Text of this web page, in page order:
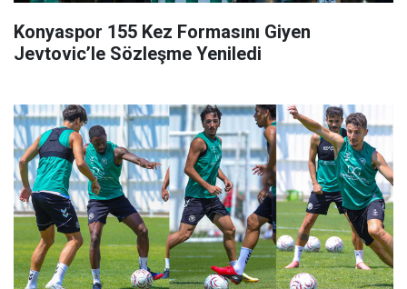
Konyaspor 155 Kez Formasını Giyen
Jevtovic’le Sözleşme Yeniledi